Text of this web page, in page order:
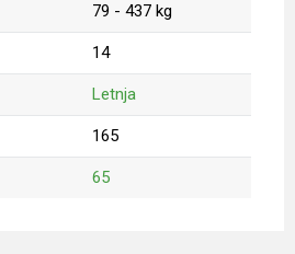
79 - 437 kg
14
Letnja
165
65